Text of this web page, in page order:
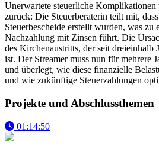
Unerwartete steuerliche Komplikationen
zurück: Die Steuerberaterin teilt mit,
Steuerbescheide erstellt wurden, was zu
Nachzahlung mit Zinsen führt. Die
des Kirchenaustritts, der seit dreieinhalb
ist. Der Streamer muss nun für mehrere
und überlegt, wie diese finanzielle
und wie zukünftige Steuerzahlungen
Projekte und Abschlussthemen
01:14:50